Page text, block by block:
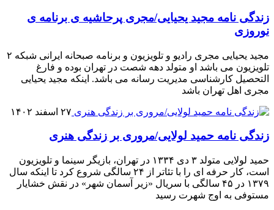
زندگی نامه مجید یحیایی/مجری پرحاشیه ی برنامه ی
نوروزی
مجید یحیایی مجری رادیو و تلویزیون و برنامه صبحانه ایرانی شبکه ۲
تلویزیون می باشد او متولد دهه شصت در تهران بوده و فارغ
التحصیل کارشناسی مدیریت رسانه می باشد. اینکه مجید یحیایی
مجری اهل تهران باشد
۲۷ اسفند ۱۴۰۲
زندگی نامه حمید لولایی/مروری بر زندگی هنری
حمید لولایی متولد ۳ دی ۱۳۳۴ در تهران، بازیگر سینما و تلویزیون
است، کار حرفه ای را با تئاتر از ۲۴ سالگی شروع کرد تا اینکه سال
۱۳۷۹ در ۴۵ سالگی با سریال «زیر آسمان شهر» در نقش خشایار
مستوفی به اوج شهرت رسید